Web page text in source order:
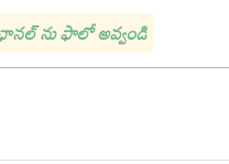
ఛానల్ ను ఫాలో అవ్వండి